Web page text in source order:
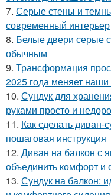
7. Серые стены и
современный интерьер
8. Белые двери серые
обычным
9. Трансформация
2025 года меняет
10. Сундук для
руками просто и
11. Как сделать диван-
пошаговая инструкция
12. Диван на балкон с
объединить комфорт и
13. Сундук на балкон: